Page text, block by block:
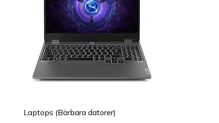
Laptops (Bärbara datorer)